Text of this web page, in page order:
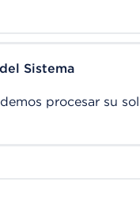
Sistema
procesar su